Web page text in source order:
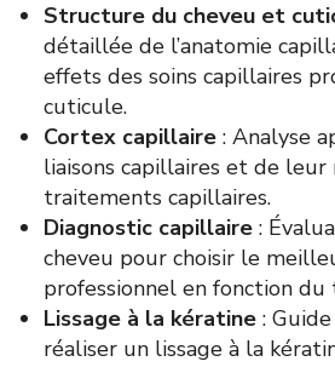
Structure du cheveu et
détaillée de l’anatomie
effets des soins capillaires
cuticule.
Cortex capillaire : Analyse
liaisons capillaires et de leur
traitements capillaires.
Diagnostic capillaire :
cheveu pour choisir le
professionnel en fonction du
Lissage à la kératine :
réaliser un lissage à la